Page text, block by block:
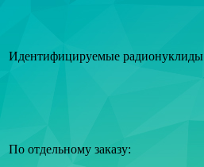
Идентифицируемые радионуклиды
По отдельному заказу: